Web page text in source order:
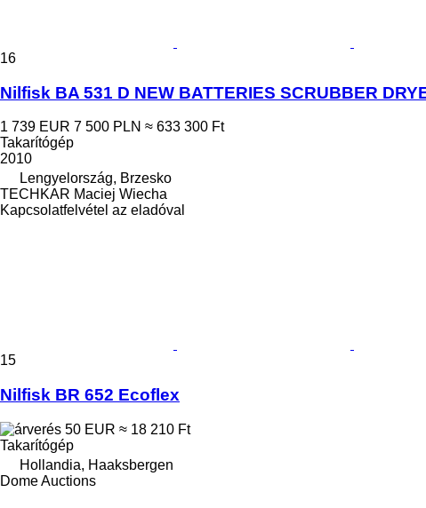
16
Nilfisk BA 531 D NEW BATTERIES SCRUBBER
1 739 EUR 7 500 PLN ≈ 633 300 Ft
Takarítógép
2010
Lengyelország, Brzesko
TECHKAR Maciej Wiecha
Kapcsolatfelvétel az eladóval
15
Nilfisk BR 652 Ecoflex
50 EUR ≈ 18 210 Ft
Takarítógép
Hollandia, Haaksbergen
Dome Auctions